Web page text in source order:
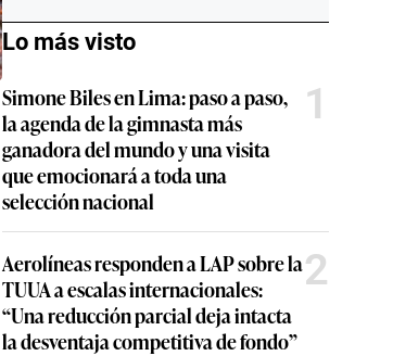
Lo más visto
Simone Biles en Lima: paso a paso,
la agenda de la gimnasta más
ganadora del mundo y una visita
que emocionará a toda una
selección nacional
1
Aerolíneas responden a LAP sobre la
TUUA a escalas internacionales:
“Una reducción parcial deja intacta
la desventaja competitiva de fondo”
2